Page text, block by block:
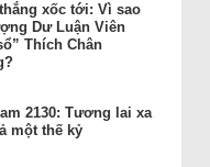
xốc tới: Vì sao
Dư Luận Viên
Thích Chân
2130: Tương lai xa
một thế kỷ